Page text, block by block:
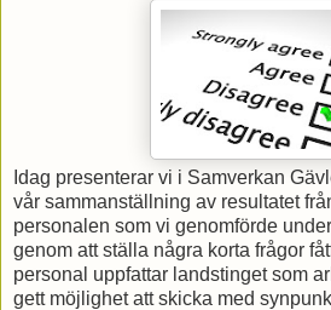
Idag presenterar vi i Samverkan
vår sammanställning av resultatet
personalen som vi genomförde
genom att ställa några korta frågor
personal uppfattar landstinget som
gett möjlighet att skicka med